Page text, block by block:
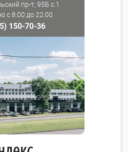
пр-т, 95Б с.1
с 8:00 до 22:00
150-70-36